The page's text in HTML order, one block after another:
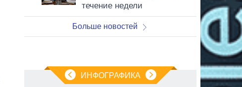
течение недели
Больше новостей
ИНФОГРАФИКА